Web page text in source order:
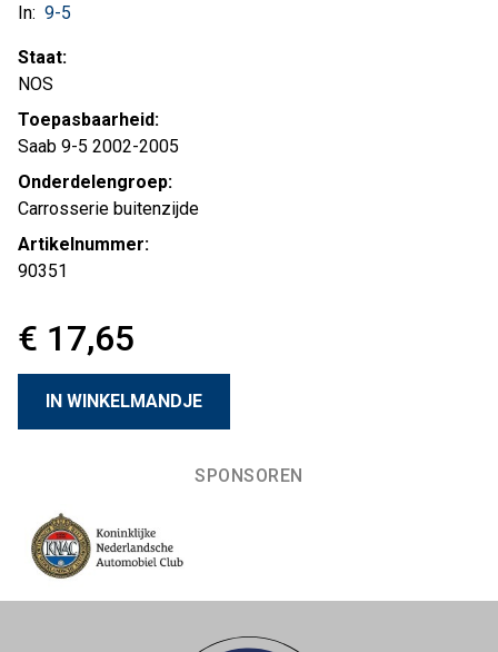
In: 9-5
Staat:
NOS
Toepasbaarheid:
Saab 9-5 2002-2005
Onderdelengroep:
Carrosserie buitenzijde
Artikelnummer:
90351
€ 17,65
SPONSOREN